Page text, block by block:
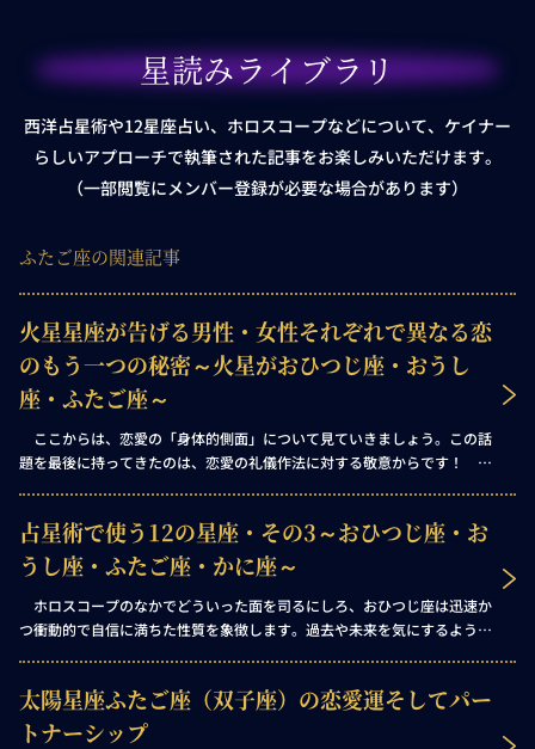
星読みライブラリ
西洋占星術や12星座占い、ホロスコープなどについて、ケイナー
らしいアプローチで執筆された記事をお楽しみいただけます。
（一部閲覧にメンバー登録が必要な場合があります）
ふたご座の関連記事
火星星座が告げる男性・女性それぞれで異なる恋
のもう一つの秘密～火星がおひつじ座・おうし
座・ふたご座～
ここからは、恋愛の「身体的側面」について見ていきましょう。この話
題を最後に持ってきたのは、恋愛の礼儀作法に対する敬意からです！ 恋
の法則において、明確に定められています。つまり、ここからはこれまで
触れてこなかった新たな惑星を取り上げなければなりません。どの惑星か
って？ それは「火星」、戦いの神であり、男性的エネルギーの究極的な
象徴です。
占星術で使う12の星座・その3～おひつじ座・お
うし座・ふたご座・かに座～
ホロスコープのなかでどういった面を司るにしろ、おひつじ座は迅速か
つ衝動的で自信に満ちた性質を象徴します。過去や未来を気にするような
以下のような傾向を示すでしょう。
太陽星座ふたご座（双子座）の恋愛運そしてパー
トナーシップ